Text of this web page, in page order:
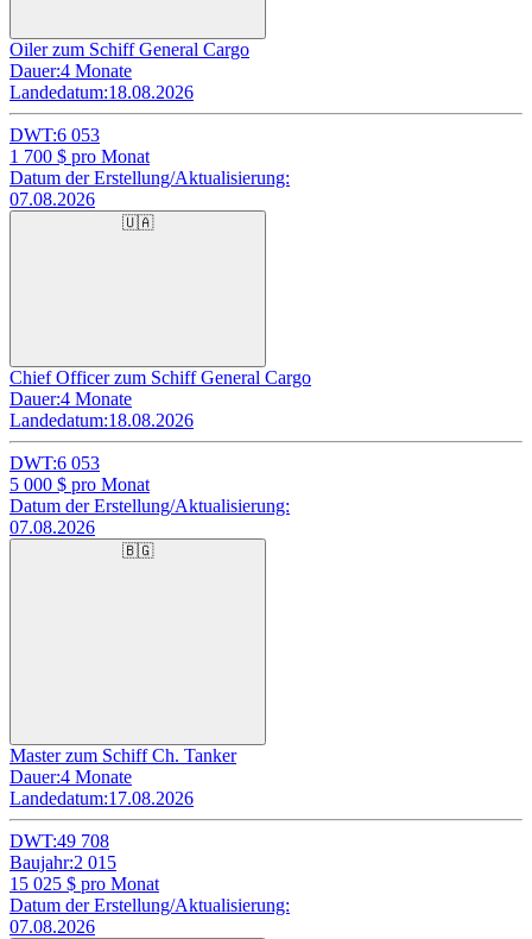
Oiler zum Schiff General Cargo
Dauer:4 Monate
Landedatum:18.08.2026
DWT:6 053
1 700 $ pro Monat
Datum der Erstellung/Aktualisierung:
07.08.2026
🇺🇦
Chief Officer zum Schiff General Cargo
Dauer:4 Monate
Landedatum:18.08.2026
DWT:6 053
5 000 $ pro Monat
Datum der Erstellung/Aktualisierung:
07.08.2026
🇧🇬
Master zum Schiff Ch. Tanker
Dauer:4 Monate
Landedatum:17.08.2026
DWT:49 708
Baujahr:2 015
15 025 $ pro Monat
Datum der Erstellung/Aktualisierung:
07.08.2026